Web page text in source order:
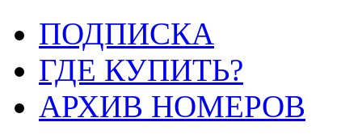
ПОДПИСКА
ГДЕ КУПИТЬ?
АРХИВ НОМЕРОВ